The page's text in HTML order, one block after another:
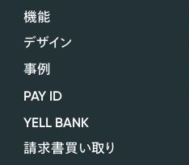
機能
デザイン
事例
PAY ID
YELL BANK
請求書買い取り